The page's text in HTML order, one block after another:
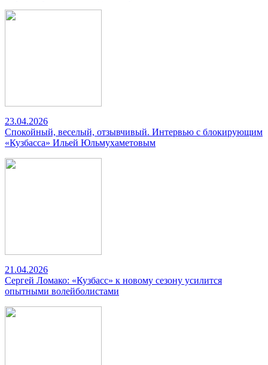
23.04.2026
Спокойный, веселый, отзывчивый. Интервью с блокирующим
«Кузбасса» Ильей Юльмухаметовым
21.04.2026
Сергей Ломако: «Кузбасс» к новому сезону усилится
опытными волейболистами